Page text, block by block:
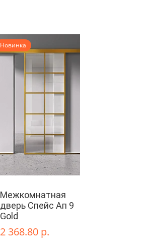
Новинка
Межкомнатная
дверь Спейс Ап 9
Gold
2 368.80 р.